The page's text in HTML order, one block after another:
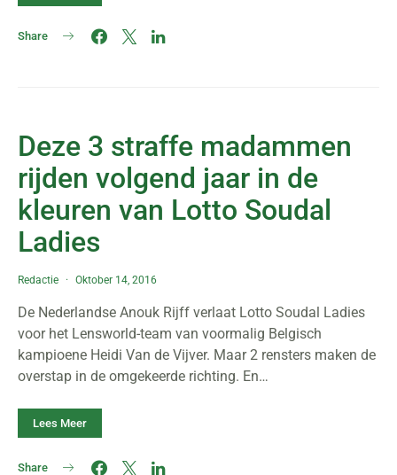
Share
Deze 3 straffe madammen
rijden volgend jaar in de
kleuren van Lotto Soudal
Ladies
Redactie Oktober 14, 2016
De Nederlandse Anouk Rijff verlaat Lotto Soudal Ladies
voor het Lensworld-team van voormalig Belgisch
kampioene Heidi Van de Vijver. Maar 2 rensters maken de
overstap in de omgekeerde richting. En…
Lees Meer
Share